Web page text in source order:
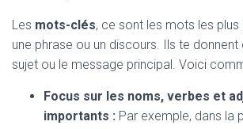
Les mots-clés, ce sont les mots les
une phrase ou un discours. Ils te donnent
sujet ou le message principal. Voici
Focus sur les noms, verbes et
importants : Par exemple, dans la